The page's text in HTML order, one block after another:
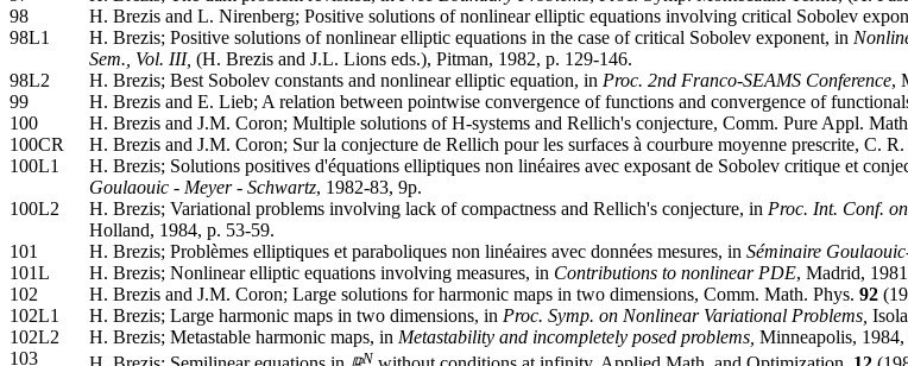
98
H. Brezis and L. Nirenberg; Positive solutions of nonlinear elliptic equations involving critical Sobolev
98L1
H. Brezis; Positive solutions of nonlinear elliptic equations in the case of critical Sobolev exponent, in
Sem., Vol. III, (H. Brezis and J.L. Lions eds.), Pitman, 1982, p. 129-146.
98L2 H. Brezis; Best Sobolev constants and nonlinear elliptic equation, in Proc. 2nd Franco-SEAMS Conference,
99
H. Brezis and E. Lieb; A relation between pointwise convergence of functions and convergence of
100
H. Brezis and J.M. Coron; Multiple solutions of H-systems and Rellich's conjecture, Comm. Pure Appl.
100CR
H. Brezis and J.M. Coron; Sur la conjecture de Rellich pour les surfaces à courbure moyenne prescrite, C.
100L1
H. Brezis; Solutions positives d'équations elliptiques non linéaires avec exposant de Sobolev critique et
Goulaouic - Meyer - Schwartz, 1982-83, 9p.
100L2 H. Brezis; Variational problems involving lack of compactness and Rellich's conjecture, in Proc. Int. Conf.
Holland, 1984, p. 53-59.
101 H. Brezis; Problèmes elliptiques et paraboliques non linéaires avec données mesures, in Séminaire
101L
H. Brezis; Nonlinear elliptic equations involving measures, in Contributions to nonlinear PDE, Madrid,
102
H. Brezis and J.M. Coron; Large solutions for harmonic maps in two dimensions, Comm. Math. Phys. 92
102L1
H. Brezis; Large harmonic maps in two dimensions, in Proc. Symp. on Nonlinear Variational Problems,
102L2
H. Brezis; Metastable harmonic maps, in Metastability and incompletely posed problems, Minneapolis,
103
N